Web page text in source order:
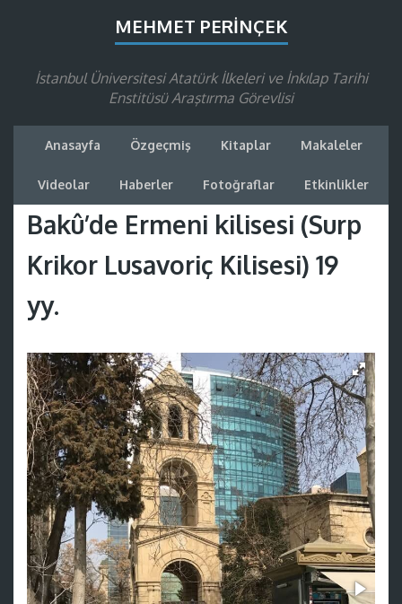
MEHMET PERINÇEK
İstanbul Üniversitesi Atatürk İlkeleri ve İnkılap Tarihi
Enstitüsü Araştırma Görevlisi
Anasayfa Özgeçmiş Kitaplar Makaleler
Videolar Haberler Fotoğraflar Etkinlikler
Bakû’de Ermeni kilisesi (Surp
Krikor Lusavoriç Kilisesi) 19
yy.